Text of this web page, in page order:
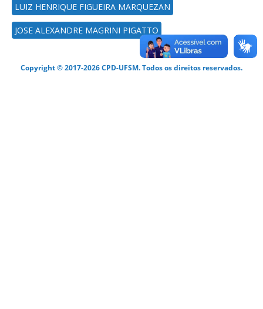
LUIZ HENRIQUE FIGUEIRA MARQUEZAN
JOSE ALEXANDRE MAGRINI PIGATTO
Copyright © 2017-2026 CPD-UFSM. Todos os direitos reservados.